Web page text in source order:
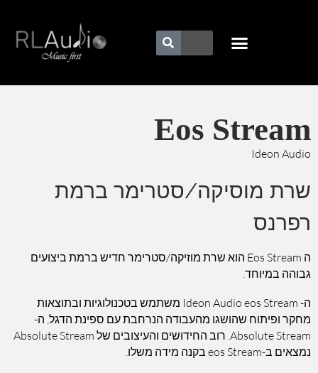
Eos Stream
Ideon Audio
שרת מוסיקה/סטרימר ברמת
רפרנס
ה Eos Stream הוא שרת מוזיקה/סטרימר חדיש ברמת ביצועים
גבוהה במיוחד.
ה- Ideon Audio eos Stream משתמש בטכנולוגיות ובתוצאות
מחקר ופיתוח שהושגו מהעבודה הנרחבת עם ספינת הדגל, ה-
Absolute Stream. רוב החידושים והעיצובים של Absolute Stream
נמצאים ב-eos Stream בקנה מידה משלו.